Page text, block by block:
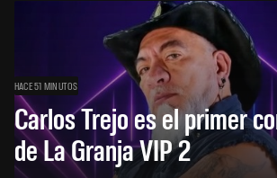
HACE 51 MINUTOS
Carlos Trejo es el primer
de La Granja VIP 2